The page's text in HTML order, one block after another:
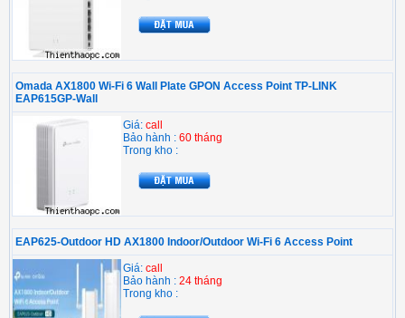
Omada AX1800 Wi-Fi 6 Wall Plate GPON Access Point TP-LINK
EAP615GP-Wall
Giá: call
Bảo hành : 60 tháng
Trong kho :
EAP625-Outdoor HD AX1800 Indoor/Outdoor Wi-Fi 6 Access Point
Giá: call
Bảo hành : 24 tháng
Trong kho :